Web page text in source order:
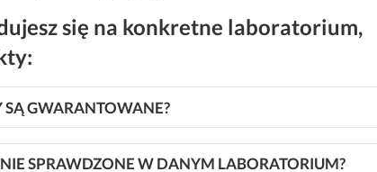
się na konkretne laboratorium,
SĄ GWARANTOWANE?
SPRAWDZONE W DANYM LABORATORIUM?